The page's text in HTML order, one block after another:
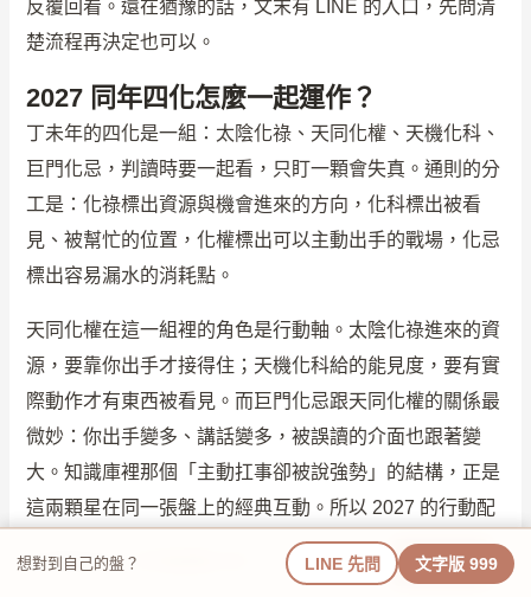
反覆回看。還在猶豫的話，文末有 LINE 的入口，先問清
楚流程再決定也可以。
2027 同年四化怎麼一起運作？
丁未年的四化是一組：太陰化祿、天同化權、天機化科、
巨門化忌，判讀時要一起看，只盯一顆會失真。通則的分
工是：化祿標出資源與機會進來的方向，化科標出被看
見、被幫忙的位置，化權標出可以主動出手的戰場，化忌
標出容易漏水的消耗點。
天同化權在這一組裡的角色是行動軸。太陰化祿進來的資
源，要靠你出手才接得住；天機化科給的能見度，要有實
際動作才有東西被看見。而巨門化忌跟天同化權的關係最
微妙：你出手變多、講話變多，被誤讀的介面也跟著變
大。知識庫裡那個「主動扛事卻被說強勢」的結構，正是
這兩顆星在同一張盤上的經典互動。所以 2027 的行動配
套很明確：出手之前，先把出發點講清楚；做完之後，把
卡在某個決定？文字版諮詢 999 ，10 天內回覆 立即諮詢 ×
想對到自己的盤？ LINE 先問 文字版 999